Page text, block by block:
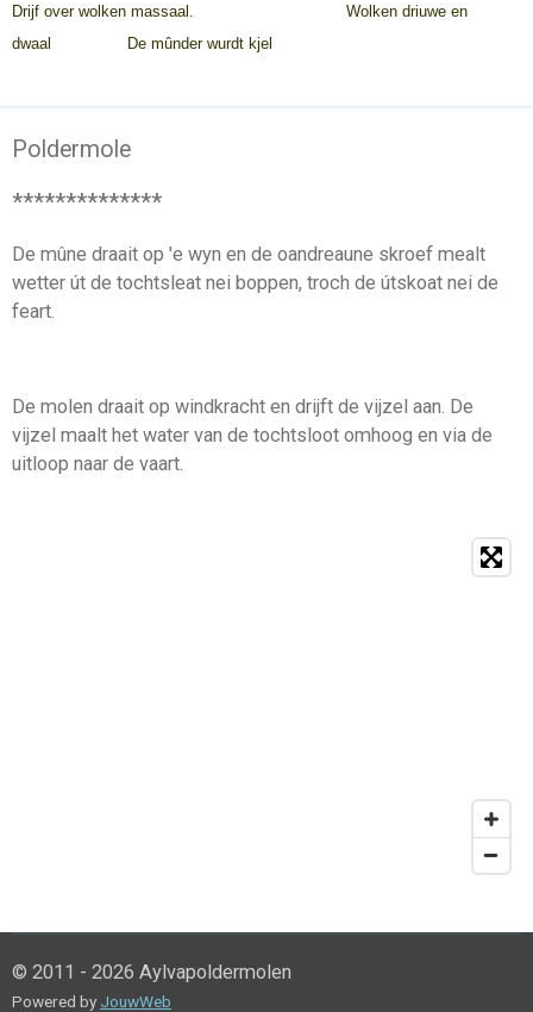
Drijf over wolken massaal. Wolken driuwe en
dwaal De mûnder wurdt kjel
Poldermole
**************
De mûne draait op 'e wyn en de oandreaune skroef mealt
wetter út de tochtsleat nei boppen, troch de útskoat nei de
feart.
De molen draait op windkracht en drijft de vijzel aan. De
vijzel maalt het water van de tochtsloot omhoog en via de
uitloop naar de vaart.
© 2011 - 2026 Aylvapoldermolen
Powered by JouwWeb